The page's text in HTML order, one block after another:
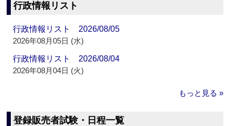
行政情報リスト
行政情報リスト 2026/08/05
2026年08月05日 (水)
行政情報リスト 2026/08/04
2026年08月04日 (火)
もっと見る »
登録販売者試験・日程一覧